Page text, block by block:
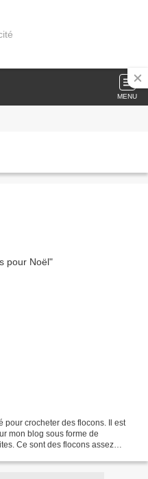
MENU
pour crocheter des flocons. Il est
mon blog sous forme de
Ce sont des flocons assez